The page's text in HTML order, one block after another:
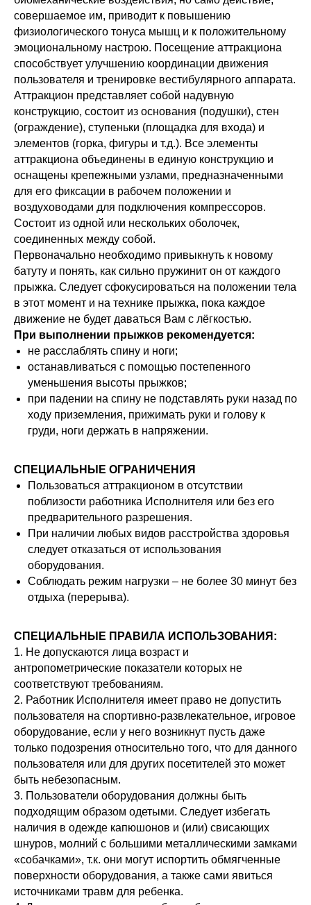
совершаемое им, приводит к повышению
физиологического тонуса мышц и к положительному
эмоциональному настрою. Посещение аттракциона
способствует улучшению координации движения
пользователя и тренировке вестибулярного аппарата.
Аттракцион представляет собой надувную
конструкцию, состоит из основания (подушки), стен
(ограждение), ступеньки (площадка для входа) и
элементов (горка, фигуры и т.д.). Все элементы
аттракциона объединены в единую конструкцию и
оснащены крепежными узлами, предназначенными
для его фиксации в рабочем положении и
воздуховодами для подключения компрессоров.
Состоит из одной или нескольких оболочек,
соединенных между собой.
Первоначально необходимо привыкнуть к новому
батуту и понять, как сильно пружинит он от каждого
прыжка. Следует сфокусироваться на положении тела
в этот момент и на технике прыжка, пока каждое
движение не будет даваться Вам с лёгкостью.
При выполнении прыжков рекомендуется:
не расслаблять спину и ноги;
останавливаться с помощью постепенного
уменьшения высоты прыжков;
при падении на спину не подставлять руки назад по
ходу приземления, прижимать руки и голову к
груди, ноги держать в напряжении.
СПЕЦИАЛЬНЫЕ ОГРАНИЧЕНИЯ
Пользоваться аттракционом в отсутствии
поблизости работника Исполнителя или без его
предварительного разрешения.
При наличии любых видов расстройства здоровья
следует отказаться от использования
оборудования.
Соблюдать режим нагрузки – не более 30 минут без
отдыха (перерыва).
СПЕЦИАЛЬНЫЕ ПРАВИЛА ИСПОЛЬЗОВАНИЯ:
1. Не допускаются лица возраст и
антропометрические показатели которых не
соответствуют требованиям.
2. Работник Исполнителя имеет право не допустить
пользователя на спортивно-развлекательное, игровое
оборудование, если у него возникнут пусть даже
только подозрения относительно того, что для данного
пользователя или для других посетителей это может
быть небезопасным.
3. Пользователи оборудования должны быть
подходящим образом одетыми. Следует избегать
наличия в одежде капюшонов и (или) свисающих
шнуров, молний с большими металлическими замками
«собачками», т.к. они могут испортить обмягченные
поверхности оборудования, а также сами явиться
источниками травм для ребенка.